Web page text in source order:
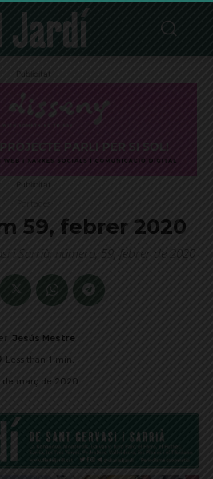
Publicitat
Publicitat
59, febrer 2020
i Sarrià, número, 59, febrer de 2020
Jesús Mestre
Less than 1 min.
de març de 2020